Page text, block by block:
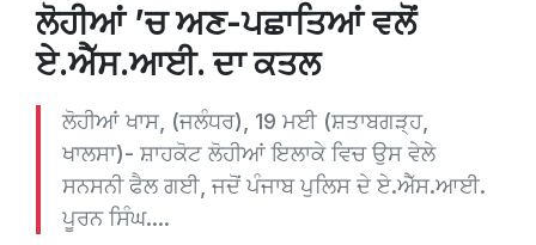
ਲੋਹੀਆਂ ’ਚ ਅਣ-ਪਛਾਤਿਆਂ ਵਲੋਂ
ਏ.ਐੱਸ.ਆਈ. ਦਾ ਕਤਲ
ਲੋਹੀਆਂ ਖਾਸ, (ਜਲੰਧਰ), 19 ਮਈ (ਸ਼ਤਾਬਗੜ੍ਹ,
ਖਾਲਸਾ)- ਸ਼ਾਹਕੋਟ ਲੋਹੀਆਂ ਇਲਾਕੇ ਵਿਚ ਉਸ ਵੇਲੇ
ਸਨਸਨੀ ਫੈਲ ਗਈ, ਜਦੋਂ ਪੰਜਾਬ ਪੁਲਿਸ ਦੇ ਏ.ਐੱਸ.ਆਈ.
ਪੂਰਨ ਸਿੰਘ....